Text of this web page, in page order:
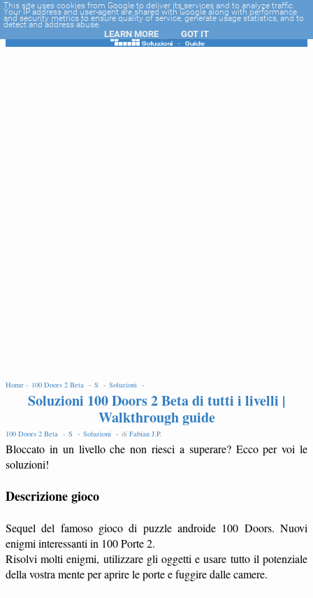
-->
Home - 100 Doors 2 Beta - S - Soluzioni -
Soluzioni 100 Doors 2 Beta di tutti i livelli |
Walkthrough guide
100 Doors 2 Beta - S - Soluzioni - di Fabian J.P.
Bloccato in un livello che non riesci a superare? Ecco per voi le
soluzioni!
Descrizione gioco
Sequel del famoso gioco di puzzle androide 100 Doors. Nuovi
enigmi interessanti in 100 Porte 2.
Risolvi molti enigmi, utilizzare gli oggetti e usare tutto il potenziale
della vostra mente per aprire le porte e fuggire dalle camere.
This site uses cookies from Google to deliver its services and to analyze traffic.
Your IP address and user-agent are shared with Google along with performance
and security metrics to ensure quality of service, generate usage statistics, and to
detect and address abuse.
LEARN MORE GOT IT